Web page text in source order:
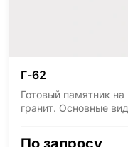
Г-62
Готовый памятник
гранит. Основные
По запросу